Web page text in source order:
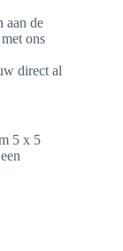
aan de
ons
direct al
5 x 5